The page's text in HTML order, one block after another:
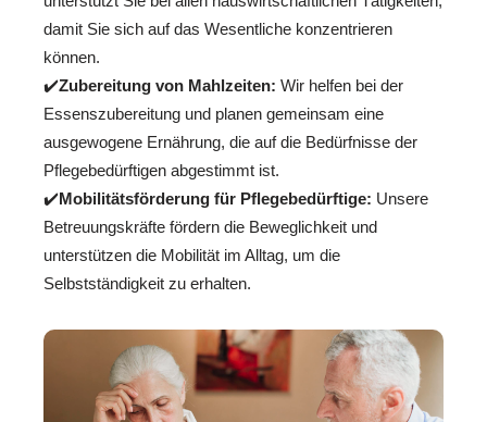
damit Sie sich auf das Wesentliche konzentrieren
können.
✔️Zubereitung von Mahlzeiten: Wir helfen bei der
Essenszubereitung und planen gemeinsam eine
ausgewogene Ernährung, die auf die Bedürfnisse der
Pflegebedürftigen abgestimmt ist.
✔️Mobilitätsförderung für Pflegebedürftige: Unsere
Betreuungskräfte fördern die Beweglichkeit und
unterstützen die Mobilität im Alltag, um die
Selbstständigkeit zu erhalten.